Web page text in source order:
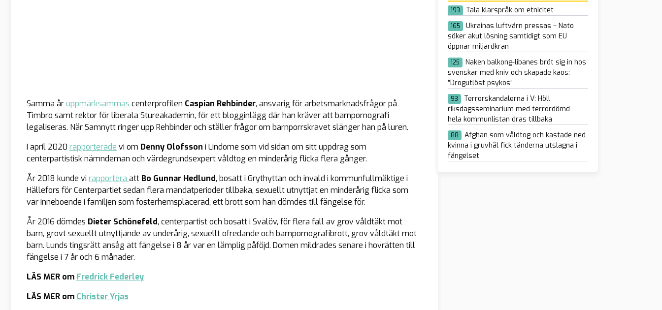
Samma åruppmärksammas centerprofilen Caspian Rehbinder, ansvarig för arbetsmarknadsfrågor på
Timbro samt rektor för liberala Stureakademin, för ett blogginlägg där han kräver att barnpornografi
legaliseras. När Samnytt ringer upp Rehbinder och ställer frågor om barnporrskravet slänger han på luren.
I april 2020 rapporterade vi om Denny Olofsson i Lindome som vid sidan om sitt uppdrag som
centerpartistisk nämndeman och värdegrundsexpert våldtog en minderårig flicka flera gånger.
År 2018 kunde vi rapportera att Bo Gunnar Hedlund, bosatt i Grythyttan och invald i kommunfullmäktige i
Hällefors för Centerpartiet sedan flera mandatperioder tillbaka, sexuellt utnyttjat en minderårig flicka som
var inneboende i familjen som fosterhemsplacerad, ett brott som han dömdes till fängelse för.
År 2016 dömdes Dieter Schönefeld, centerpartist och bosatt i Svalöv, för flera fall av grov våldtäkt mot
barn, grovt sexuellt utnyttjande av underårig, sexuellt ofredande och barnpornografibrott, grov våldtäkt mot
barn. Lunds tingsrätt ansåg att fängelse i 8 år var en lämplig påföjd. Domen mildrades senare i hovrätten till
fängelse i 7 år och 6 månader.
LÄS MER om Fredrick Federley
LÄS MER om Christer Yrjas
193 Tala klarspråk om etnicitet
165
Ukrainas luftvärn pressas – Nato
söker akut lösning samtidigt som EU
öppnar miljardkran
125
Naken balkong-libanes bröt sig in hos
svenskar med kniv och skapade kaos:
”Drogutlöst psykos”
93
Terrorskandalerna i V: Höll
riksdagsseminarium med terrordömd –
hela kommunlistan dras tillbaka
88
Afghan som våldtog och kastade ned
kvinna i gruvhål fick tänderna utslagna i
fängelset